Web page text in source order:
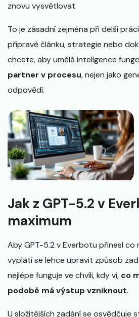
znovu vysvětlovat.
To je zásadní zejména při delší
přípravě článku, strategie nebo
chcete, aby umělá inteligence
partner v procesu, nejen jako
odpovědí.
Jak z GPT-5.2 v
maximum
Aby GPT-5.2 v Everbotu přinesl co
vyplatí se lehce upravit způsob
nejlépe funguje ve chvíli, kdy ví, co
podobě má výstup vzniknout.
U složitějších zadání se osvědčuje